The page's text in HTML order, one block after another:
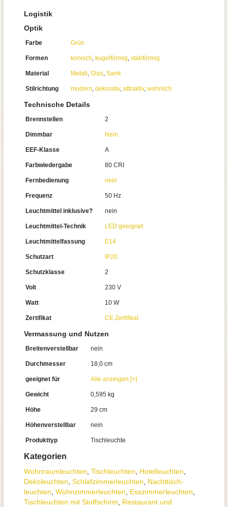
Kategorien
Wohnraum­leuchten Tisch­leuchten Hotelleuchten
Dekoleuchten Schlafzimmer­leuchten
Nachttisch­
leuchten Wohnzimmer­leuchten Esszimmer­­leuchten
Tischleuchten mit Stoffschirm
Restaurant und
Logistik
Optik
Farbe Grün
Formen konisch, kugelförmig, stabförmig
Material Metall , Glas, Samt
Stilrichtung modern, dekorativ, attraktiv, wohnlich
Technische Details
Brennstellen 2
Dimmbar Nein
EEF-Klasse A
Farbwiedergabe 80 CRI
Fernbedienung nein
Frequenz 50 Hz
Leuchtmittel inklusive? nein
Leuchtmittel-Technik LED geeignet
Leuchtmittelfassung E14
Schutzart IP20
Schutzklasse 2
Volt 230 V
Watt 10 W
Zertifikat CE Zertifikat
Vermassung und Nutzen
Breitenverstellbar nein
Durchmesser 18,0 cm
geeignet für Alle anzeigen [+]
Gewicht 0,595 kg
Höhe 29 cm
Höhenverstellbar nein
Produkttyp Tischleuchte